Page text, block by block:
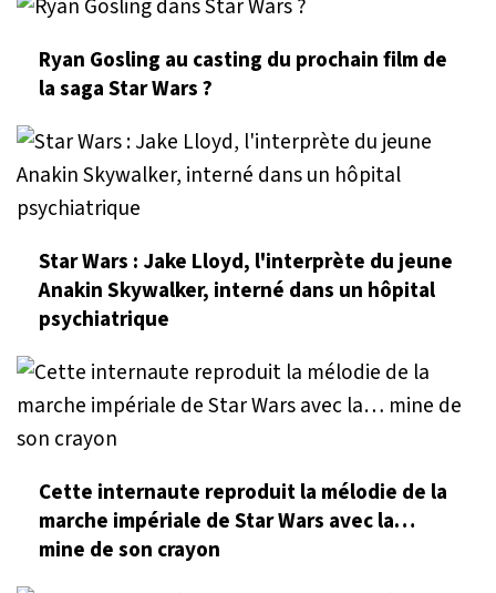
Ryan Gosling au casting du prochain film de
la saga Star Wars ?
Star Wars : Jake Lloyd, l'interprète du jeune
Anakin Skywalker, interné dans un hôpital
psychiatrique
Cette internaute reproduit la mélodie de la
marche impériale de Star Wars avec la…
mine de son crayon